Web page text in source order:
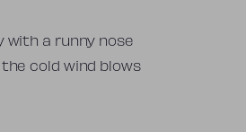
with a runny nose
cold wind blows